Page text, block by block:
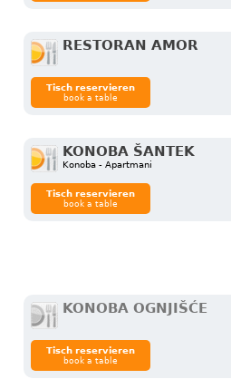
RESTORAN AMOR
Tisch reservieren
book a table
KONOBA ŠANTEK
Konoba - Apartmani
Tisch reservieren
book a table
KONOBA OGNJIŠĆE
Tisch reservieren
book a table